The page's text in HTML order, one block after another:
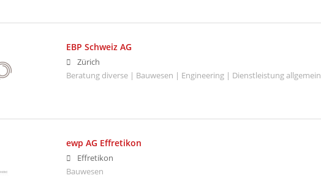
EBP Schweiz AG
Zürich
Beratung diverse | Bauwesen | Engineering | Dienstleistung allgemein
ewp AG Effretikon
Effretikon
Bauwesen